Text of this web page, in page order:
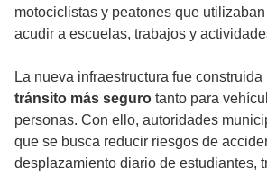
motociclistas y peatones que
acudir a escuelas, trabajos y
La nueva infraestructura fue
tránsito más seguro tanto para
personas. Con ello, autoridades
que se busca reducir riesgos de
desplazamiento diario de estudiantes,